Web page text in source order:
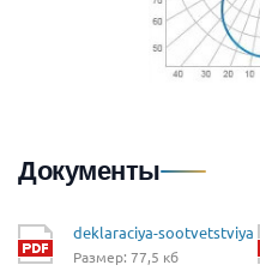
Документы
deklaraciya-sootvetstviya
Размер: 77,5 кб